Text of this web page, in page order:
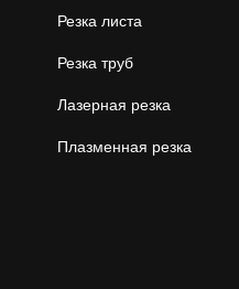
Резка листа
Резка труб
Лазерная резка
Плазменная резка